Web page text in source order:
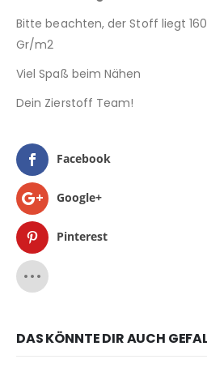
Bitte beachten, der Stoff liegt
Gr/m2
Viel Spaß beim Nähen
Dein Zierstoff Team!
Facebook
Google+
Pinterest
DAS KÖNNTE DIR AUCH